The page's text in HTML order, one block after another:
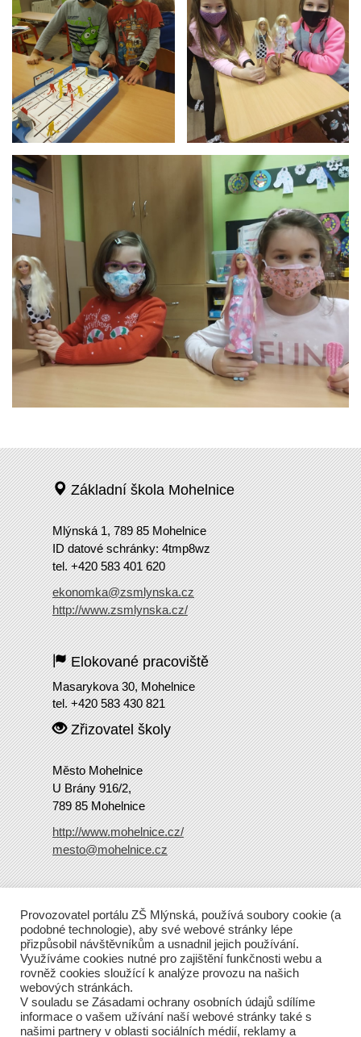
Základní škola Mohelnice
Mlýnská 1, 789 85 Mohelnice
ID datové schránky: 4tmp8wz
tel. +420 583 401 620
ekonomka@zsmlynska.cz
http://www.zsmlynska.cz/
Elokované pracoviště
Masarykova 30, Mohelnice
tel. +420 583 430 821
Zřizovatel školy
Město Mohelnice
U Brány 916/2,
789 85 Mohelnice
http://www.mohelnice.cz/
mesto@mohelnice.cz
Tento web běží na Wordpressu.
Provozovatel portálu ZŠ Mlýnská, používá soubory cookie (a
podobné technologie), aby své webové stránky lépe
přizpůsobil návštěvníkům a usnadnil jejich používání.
Využíváme cookies nutné pro zajištění funkčnosti webu a
rovněž cookies sloužící k analýze provozu na našich
webových stránkách.
V souladu se Zásadami ochrany osobních údajů sdílíme
informace o vašem užívání naší webové stránky také s
našimi partnery v oblasti sociálních médií, reklamy a